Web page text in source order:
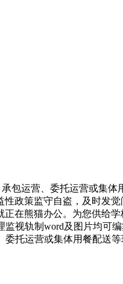
运营、委托运营或集体
政策监守自盗，及时发
在熊猫办公。为您供给
视轨制word及图片均可
托运营或集体用餐配送